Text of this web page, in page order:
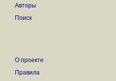
Авторы
Поиск
О проекте
Правила